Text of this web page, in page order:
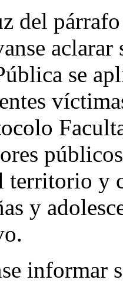
del
se
territorio y
y
informar